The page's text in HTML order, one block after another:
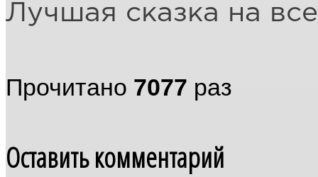
Лучшая сказка на
Прочитано 7077 раз
Оставить комментарий